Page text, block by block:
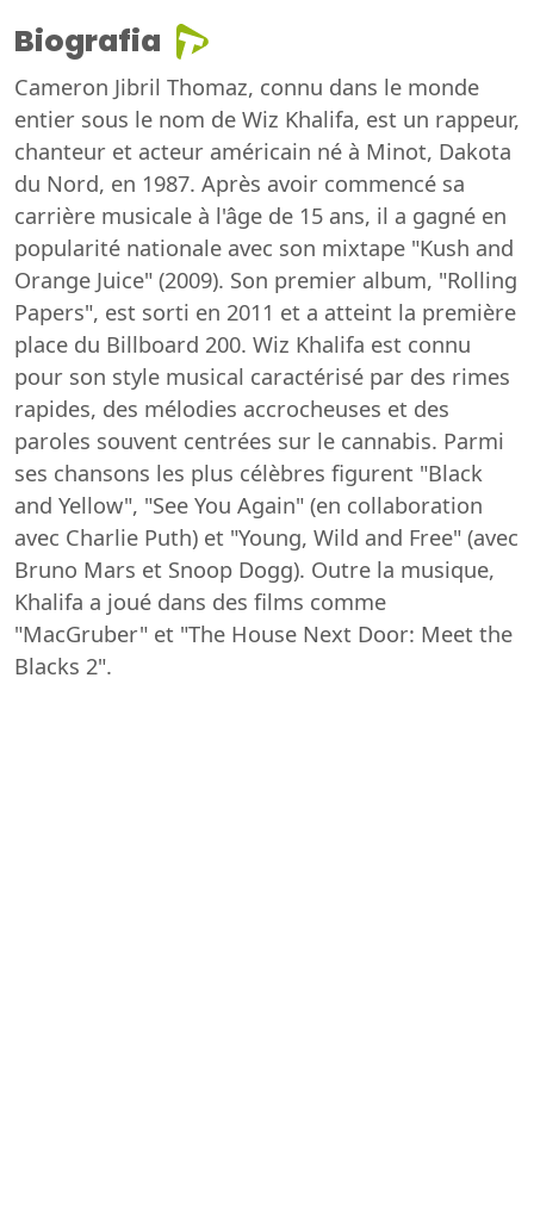
Biografia
Cameron Jibril Thomaz, connu dans le monde
entier sous le nom de Wiz Khalifa, est un rappeur,
chanteur et acteur américain né à Minot, Dakota
du Nord, en 1987. Après avoir commencé sa
carrière musicale à l'âge de 15 ans, il a gagné en
popularité nationale avec son mixtape "Kush and
Orange Juice" (2009). Son premier album, "Rolling
Papers", est sorti en 2011 et a atteint la première
place du Billboard 200. Wiz Khalifa est connu
pour son style musical caractérisé par des rimes
rapides, des mélodies accrocheuses et des
paroles souvent centrées sur le cannabis. Parmi
ses chansons les plus célèbres figurent "Black
and Yellow", "See You Again" (en collaboration
avec Charlie Puth) et "Young, Wild and Free" (avec
Bruno Mars et Snoop Dogg). Outre la musique,
Khalifa a joué dans des films comme
"MacGruber" et "The House Next Door: Meet the
Blacks 2".